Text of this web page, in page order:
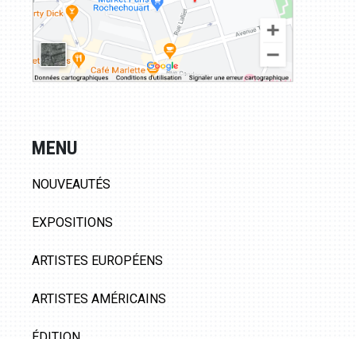
MENU
NOUVEAUTÉS
EXPOSITIONS
ARTISTES EUROPÉENS
ARTISTES AMÉRICAINS